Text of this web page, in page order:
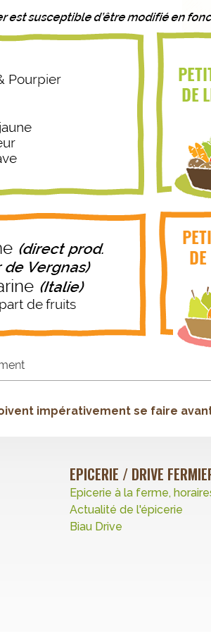
impérativement se faire
EPICERIE / DRIVE
Epicerie à la ferme,
Actualité de l'épicerie
Biau Drive